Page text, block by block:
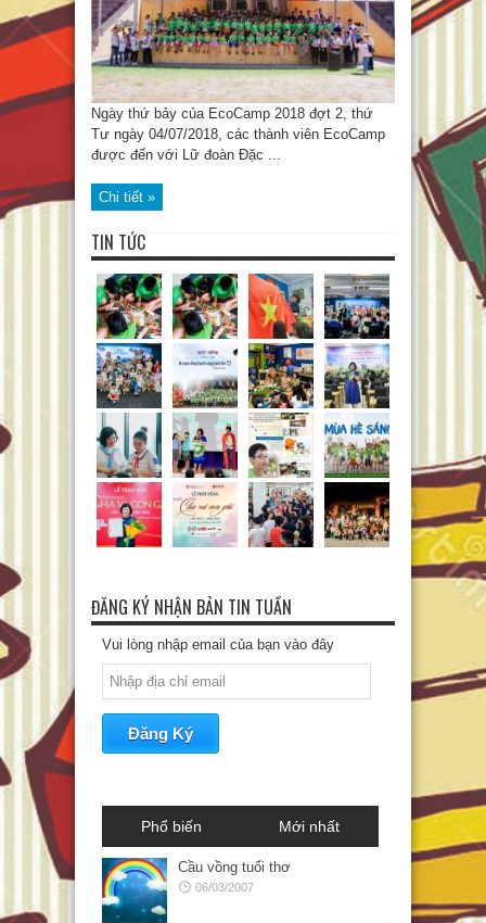
Ngày thứ bảy của EcoCamp 2018 đợt 2, thứ
Tư ngày 04/07/2018, các thành viên EcoCamp
được đến với Lữ đoàn Đặc ...
Chi tiết »
TIN TỨC
ĐĂNG KÝ NHẬN BẢN TIN TUẦN
Vui lòng nhập email của bạn vào đây
Phổ biến Mới nhất
Cầu vồng tuổi thơ
06/03/2007